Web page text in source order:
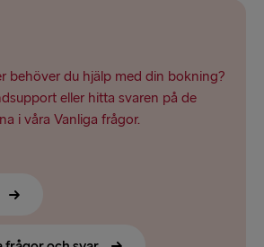
behöver du hjälp med din bokning?
eller hitta svaren på de
i våra Vanliga frågor.